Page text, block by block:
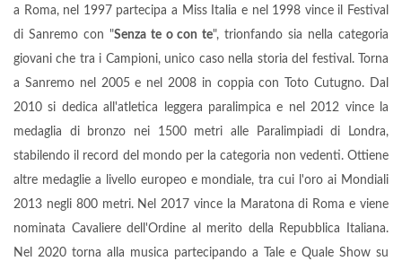
a Roma, nel 1997 partecipa a Miss Italia e nel 1998 vince il Festival
di Sanremo con "Senza te o con te", trionfando sia nella categoria
giovani che tra i Campioni, unico caso nella storia del festival. Torna
a Sanremo nel 2005 e nel 2008 in coppia con Toto Cutugno. Dal
2010 si dedica all'atletica leggera paralimpica e nel 2012 vince la
medaglia di bronzo nei 1500 metri alle Paralimpiadi di Londra,
stabilendo il record del mondo per la categoria non vedenti. Ottiene
altre medaglie a livello europeo e mondiale, tra cui l'oro ai Mondiali
2013 negli 800 metri. Nel 2017 vince la Maratona di Roma e viene
nominata Cavaliere dell'Ordine al merito della Repubblica Italiana.
Nel 2020 torna alla musica partecipando a Tale e Quale Show su